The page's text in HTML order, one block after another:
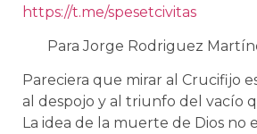
https://t.me/spesetcivitas
Para Jorge Rodriguez
Pareciera que mirar al Crucifijo
al despojo y al triunfo del vacío
La idea de la muerte de Dios no